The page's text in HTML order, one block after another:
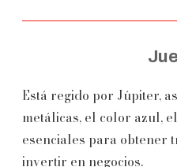
Está regido por Júpiter,
metálicas, el color azul,
esenciales para obtener
invertir en negocios.